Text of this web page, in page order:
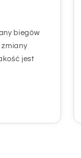
biegów
zmiany
jest